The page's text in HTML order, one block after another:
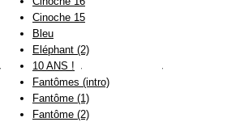
Cinoche 15
Bleu
Eléphant (2)
10 ANS !
Fantômes (intro)
Fantôme (1)
Fantôme (2)